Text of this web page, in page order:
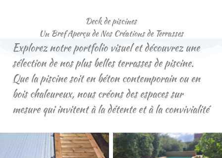
Deck de piscines
Un Bref Aperçu de Nos Créations de Terrasses
Explorez notre portfolio visuel et découvrez une
sélection de nos plus belles terrasses de piscine.
Que la piscine soit en béton contemporain ou en
bois chaleureux, nous créons des espaces sur
mesure qui invitent à la détente et à la convivialité